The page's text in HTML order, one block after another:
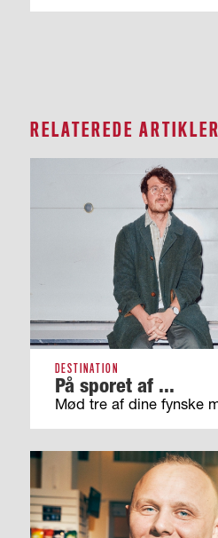
RELATEREDE ARTIKLER
DESTINATION
På sporet af ...
Mød tre af dine fynske